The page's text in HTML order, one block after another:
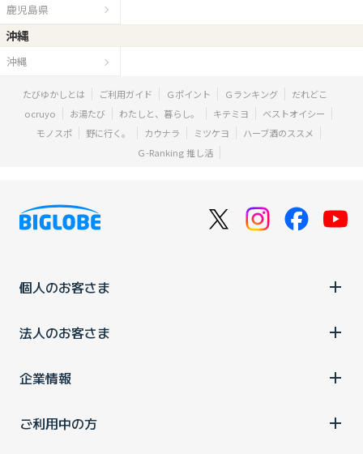
鹿児島県
沖縄
沖縄
たびゆかしとは ご利用ガイド Ｇポイント Ｇランキング
だれどこ
ocruyo
お湯たび わたしと、暮らし。 キテミヨ
ベストオイシー
モノスポ
野に行く。 カウナラ ミツケヨ
ハーブ酒のススメ
Ｇ-Ranking 推し活
個人のお客さま
法人のお客さま
企業情報
ご利用中の方